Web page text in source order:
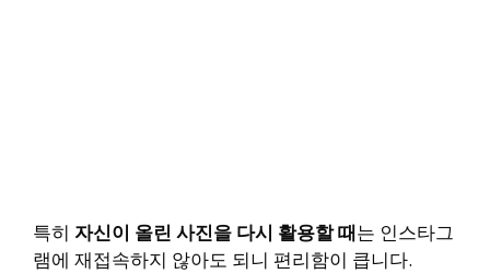
특히 자신이 올린 사진을 다시 활용할 때는 인스타그
램에 재접속하지 않아도 되니 편리함이 큽니다.